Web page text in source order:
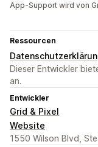
App-Support wird von
Ressourcen
Dieser Entwickler
an.
Entwickler
Grid & Pixel
Website
1550 Wilson Blvd,